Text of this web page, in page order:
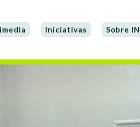
Iniciativas Sobre